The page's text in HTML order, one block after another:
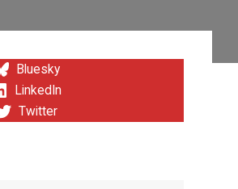
Bluesky
LinkedIn
Twitter